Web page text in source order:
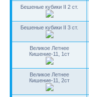
Бешеные кубики II 2 ст.
Бешеные кубики II 3 ст.
Великое Летнее
Кишение-11, 1ст
Великое Летнее
Кишение-11, 2ст